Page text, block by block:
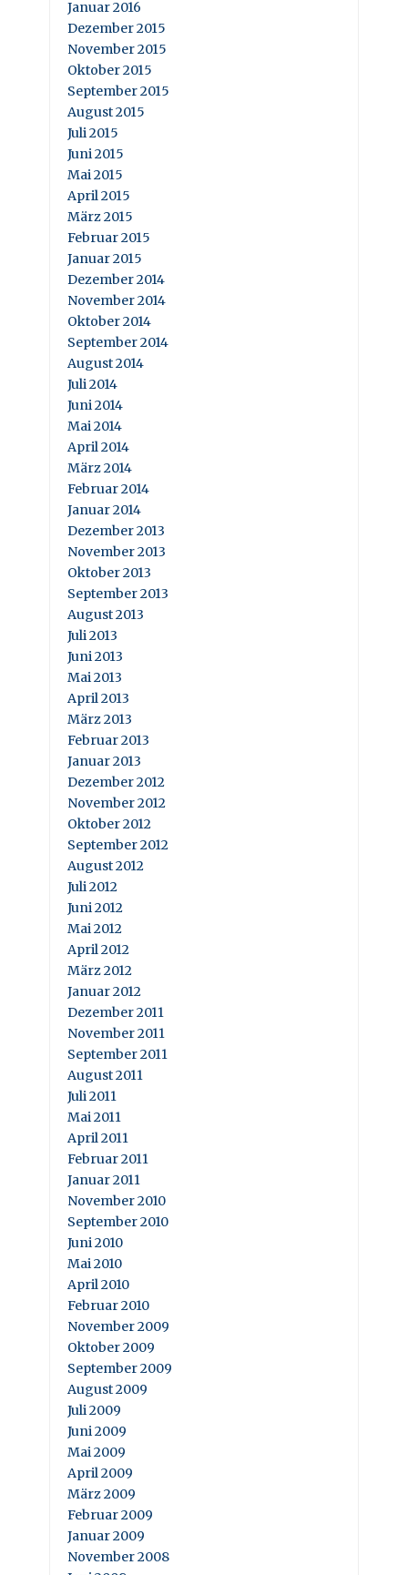
Januar 2016
Dezember 2015
November 2015
Oktober 2015
September 2015
August 2015
Juli 2015
Juni 2015
Mai 2015
April 2015
März 2015
Februar 2015
Januar 2015
Dezember 2014
November 2014
Oktober 2014
September 2014
August 2014
Juli 2014
Juni 2014
Mai 2014
April 2014
März 2014
Februar 2014
Januar 2014
Dezember 2013
November 2013
Oktober 2013
September 2013
August 2013
Juli 2013
Juni 2013
Mai 2013
April 2013
März 2013
Februar 2013
Januar 2013
Dezember 2012
November 2012
Oktober 2012
September 2012
August 2012
Juli 2012
Juni 2012
Mai 2012
April 2012
März 2012
Januar 2012
Dezember 2011
November 2011
September 2011
August 2011
Juli 2011
Mai 2011
April 2011
Februar 2011
Januar 2011
November 2010
September 2010
Juni 2010
Mai 2010
April 2010
Februar 2010
November 2009
Oktober 2009
September 2009
August 2009
Juli 2009
Juni 2009
Mai 2009
April 2009
März 2009
Februar 2009
Januar 2009
November 2008